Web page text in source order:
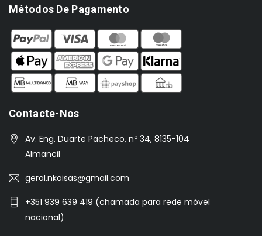
Métodos De Pagamento
Contacte-Nos
Av. Eng. Duarte Pacheco, nº 34, 8135-104
Almancil
geral.nkoisas@gmail.com
+351 939 639 419 (chamada para rede móvel
nacional)